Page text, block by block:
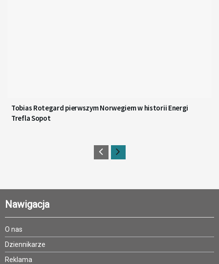
Tobias Rotegard pierwszym Norwegiem w historii Energi
Trefla Sopot
Nawigacja
O nas
Dziennikarze
Reklama